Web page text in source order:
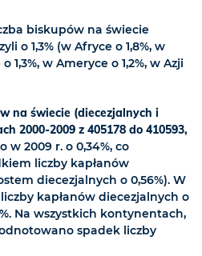
biskupów na świecie
o 1,3% (w Afryce o 1,8%, w
1,3%, w Ameryce o 1,2%, w Azji
na świecie (diecezjalnych i
2000-2009 z 405178 do 410593,
w 2009 r. o 0,34%, co
liczby kapłanów
diecezjalnych o 0,56%). W
kapłanów diecezjalnych o
Na wszystkich kontynentach,
spadek liczby